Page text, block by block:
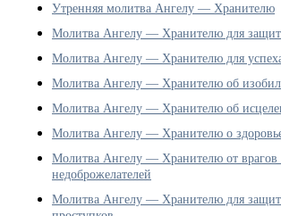
Утренняя молитва Ангелу — Хранителю
Молитва Ангелу — Хранителю для
Молитва Ангелу — Хранителю для
Молитва Ангелу — Хранителю об
Молитва Ангелу — Хранителю об
Молитва Ангелу — Хранителю о
Молитва Ангелу — Хранителю от врагов
недоброжелателей
Молитва Ангелу — Хранителю для